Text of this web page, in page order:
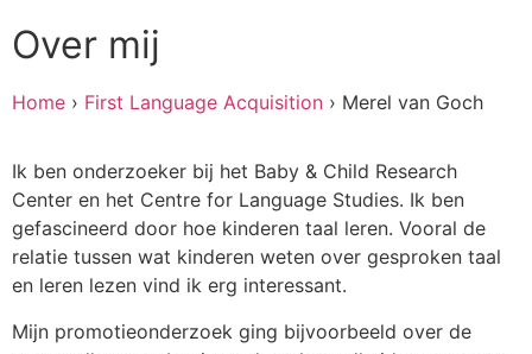
Over mij
Home › First Language Acquisition › Merel van Goch
Ik ben onderzoeker bij het Baby & Child Research
Center en het Centre for Language Studies. Ik ben
gefascineerd door hoe kinderen taal leren. Vooral de
relatie tussen wat kinderen weten over gesproken taal
en leren lezen vind ik erg interessant.
Mijn promotieonderzoek ging bijvoorbeeld over de